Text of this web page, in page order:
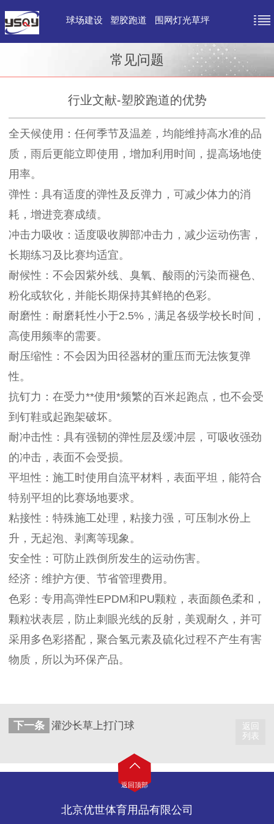
球场建设 塑胶跑道 围网灯光草坪
常见问题
行业文献-塑胶跑道的优势
全天候使用：任何季节及温差，均能维持高水准的品
质，雨后更能立即使用，增加利用时间，提高场地使
用率。
弹性：具有适度的弹性及反弹力，可减少体力的消
耗，增进竞赛成绩。
冲击力吸收：适度吸收脚部冲击力，减少运动伤害，
长期练习及比赛均适宜。
耐候性：不会因紫外线、臭氧、酸雨的污染而褪色、
粉化或软化，并能长期保持其鲜艳的色彩。
耐磨性：耐磨耗性小于2.5%，满足各级学校长时间，
高使用频率的需要。
耐压缩性：不会因为田径器材的重压而无法恢复弹
性。
抗钉力：在受力**使用*频繁的百米起跑点，也不会受
到钉鞋或起跑架破坏。
耐冲击性：具有强韧的弹性层及缓冲层，可吸收强劲
的冲击，表面不会受损。
平坦性：施工时使用自流平材料，表面平坦，能符合
特别平坦的比赛场地要求。
粘接性：特殊施工处理，粘接力强，可压制水份上
升，无起泡、剥离等现象。
安全性：可防止跌倒所发生的运动伤害。
经济：维护方便、节省管理费用。
色彩：专用高弹性EPDM和PU颗粒，表面颜色柔和，
颗粒状表层，防止刺眼光线的反射，美观耐久，并可
采用多色彩搭配，聚合氢元素及硫化过程不产生有害
物质，所以为环保产品。
返回
列表
下一条 灌沙长草上打门球
返回顶部
北京优世体育用品有限公司